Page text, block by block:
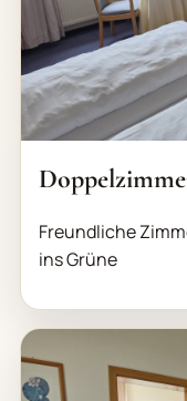
Freundliche
ins Grüne